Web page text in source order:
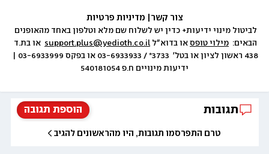
צור קשר
הבאים: מילוי טופס או בדוא״ל support.plus@yedioth.co.il
ידיעות מינויים ח.פ 540181054
הוספת תגובה תגובות
טרם התפרסמו תגובות, היו מהראשונים להגיב